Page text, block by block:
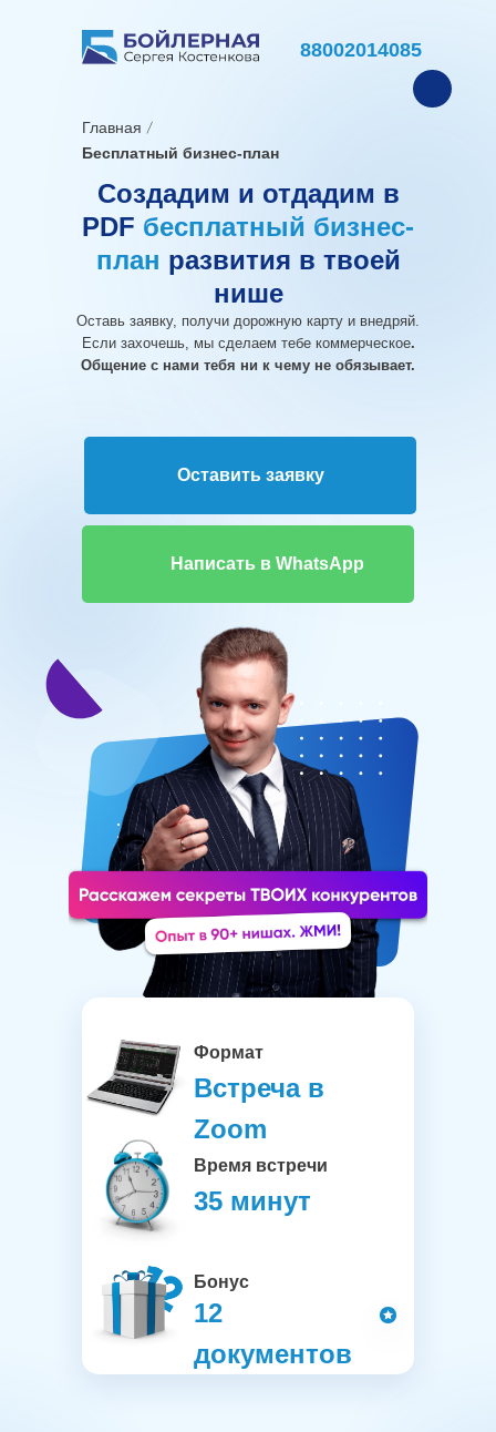
Создадим и отдадим в
PDF бесплатный бизнес-
план развития в твоей
нише
Оставь заявку, получи дорожную карту и внедряй.
Если захочешь, мы сделаем тебе коммерческое.
Общение с нами тебя ни к чему не обязывает.
Оставить заявку
Написать в WhatsApp
Формат
Бонус
Главная
Бесплатный бизнес-план
Встреча в
Zoom
12
документов
Время встречи
35 минут
88002014085